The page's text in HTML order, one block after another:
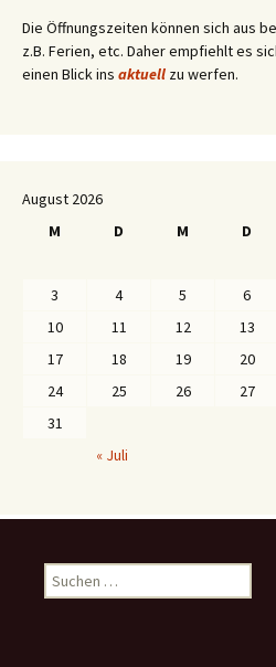
Die Öffnungszeiten können sich aus
z.B. Ferien, etc. Daher empfiehlt es
einen Blick ins aktuell zu werfen.
August 2026
M
D M D
3
4 5 6
10
11 12 13
17
18 19 20
24
25 26 27
31
« Juli
u